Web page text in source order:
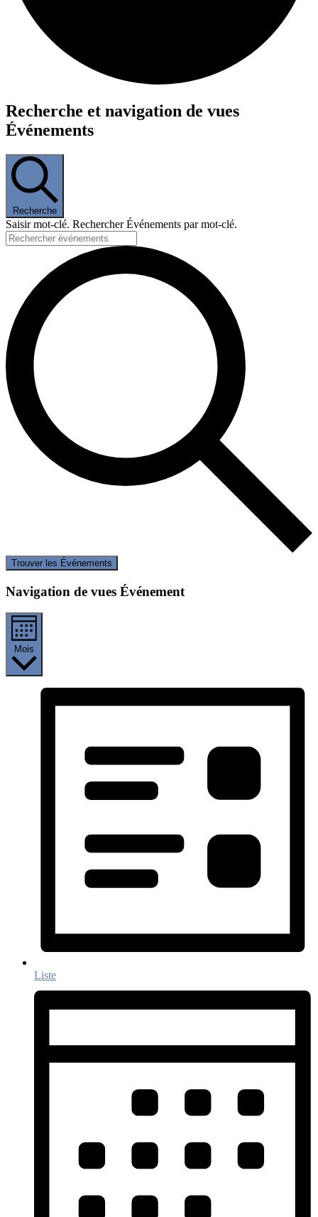
Événements
Recherche et navigation de vues
Événements
Recherche
Saisir mot-clé. Rechercher Événements par mot-clé.
Trouver les Événements
Navigation de vues Événement
Mois
Liste